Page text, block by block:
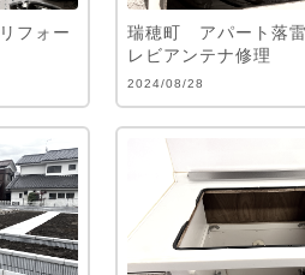
フォー
瑞穂町 アパート落
レビアンテナ修理
2024/08/28